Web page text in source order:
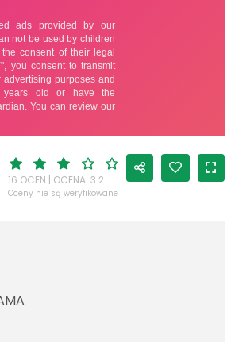
16 OCEN | OCENA: 3.2
Oceny nie są weryfikowane